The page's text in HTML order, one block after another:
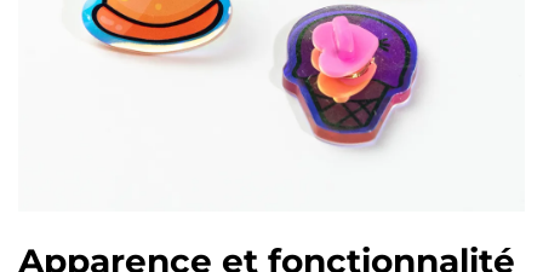
Apparence et fonctionnalité